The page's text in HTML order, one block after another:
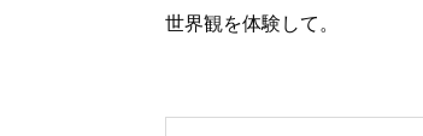
世界観を体験して。